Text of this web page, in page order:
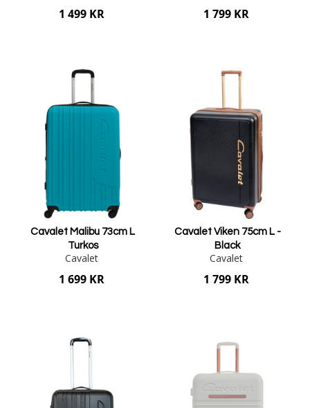
1 499 KR 1 799 KR
Cavalet Malibu 73cm L
Turkos
Cavalet
1 699 KR
Cavalet Viken 75cm L -
Black
Cavalet
1 799 KR